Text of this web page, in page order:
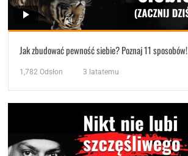
Jak zbudować pewność siebie? Poznaj 11 sposobów!
1,782 Odsłon 3 latatemu